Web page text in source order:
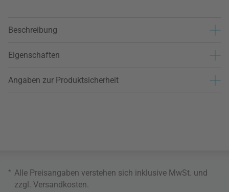
Beschreibung
Eigenschaften
Angaben zur Produktsicherheit
* Alle Preisangaben verstehen sich inklusive MwSt. und
zzgl. Versandkosten